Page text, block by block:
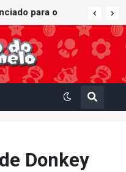
para o
Classics do
Donkey